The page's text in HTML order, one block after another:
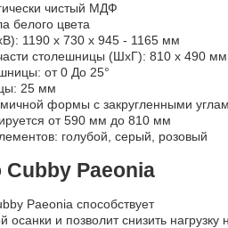
чистый МДФ
белого цвета
1190 x 730 x 945 - 1165 мм
столешницы (ШхГ): 810 х 490 мм
от 0 До 25°
25 мм
формы с закругленными
от 590 мм до 810 мм
голубой, серый, розовый
Cubby Paeonia
Paeonia способствует
и позволит снизить нагрузку